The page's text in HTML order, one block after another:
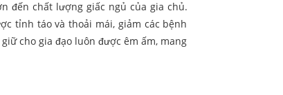
đến chất lượng giấc ngủ của gia chủ.
tỉnh táo và thoải mái, giảm các bệnh
cho gia đạo luôn được êm ấm, mang